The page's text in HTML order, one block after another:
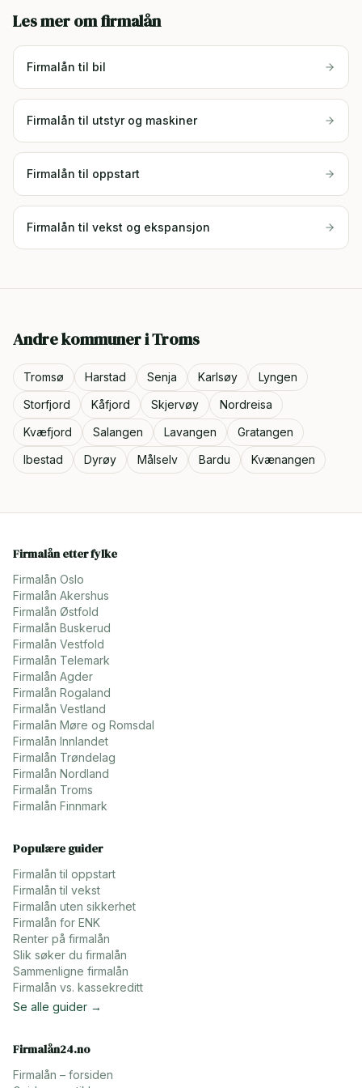
Les mer om firmalån
Firmalån til bil
Firmalån til utstyr og maskiner
Firmalån til oppstart
Firmalån til vekst og ekspansjon
Andre kommuner iTroms
Tromsø Harstad Senja Karlsøy
Lyngen
Storfjord
Kåfjord Skjervøy
Nordreisa
Kvæfjord
Salangen Lavangen
Gratangen
Ibestad
Dyrøy Målselv Bardu Kvænangen
Firmalån etter fylke
Firmalån Oslo
Firmalån Akershus
Firmalån Østfold
Firmalån Buskerud
Firmalån Vestfold
Firmalån Telemark
Firmalån Agder
Firmalån Rogaland
Firmalån Vestland
Firmalån Møre og Romsdal
Firmalån Innlandet
Firmalån Trøndelag
Firmalån Nordland
Firmalån Troms
Firmalån Finnmark
Populære guider
Firmalån til oppstart
Firmalån til vekst
Firmalån uten sikkerhet
Firmalån for ENK
Renter på firmalån
Slik søker du firmalån
Sammenligne firmalån
Firmalån vs. kassekreditt
Se alle guider →
Firmalån24.no
Firmalån – forsiden